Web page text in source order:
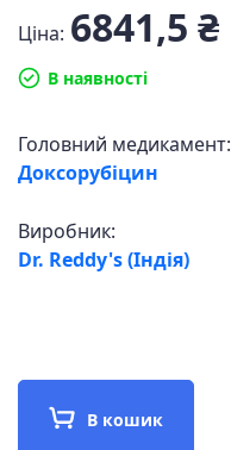
Ціна: 6841,5 ₴
В наявності
Головний медикамент:
Доксорубіцин
Виробник:
Dr. Reddy's (Індія)
В кошик